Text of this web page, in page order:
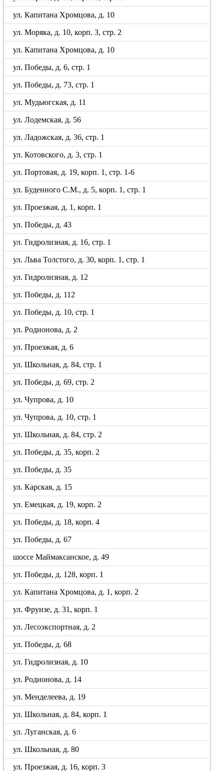
ул. Капитана Хромцова, д. 10
ул. Моряка, д. 10, корп. 3, стр. 2
ул. Капитана Хромцова, д. 10
ул. Победы, д. 6, стр. 1
ул. Победы, д. 73, стр. 1
ул. Мудьюгская, д. 11
ул. Лодемская, д. 56
ул. Ладожская, д. 36, стр. 1
ул. Котовского, д. 3, стр. 1
ул. Портовая, д. 19, корп. 1, стр. 1-6
ул. Буденного С.М., д. 5, корп. 1, стр. 1
ул. Проезжая, д. 1, корп. 1
ул. Победы, д. 43
ул. Гидролизная, д. 16, стр. 1
ул. Льва Толстого, д. 30, корп. 1, стр. 1
ул. Гидролизная, д. 12
ул. Победы, д. 112
ул. Победы, д. 10, стр. 1
ул. Родионова, д. 2
ул. Проезжая, д. 6
ул. Школьная, д. 84, стр. 1
ул. Победы, д. 69, стр. 2
ул. Чупрова, д. 10
ул. Чупрова, д. 10, стр. 1
ул. Школьная, д. 84, стр. 2
ул. Победы, д. 35, корп. 2
ул. Победы, д. 35
ул. Карская, д. 15
ул. Емецкая, д. 19, корп. 2
ул. Победы, д. 18, корп. 4
ул. Победы, д. 67
шоссе Маймаксанское, д. 49
ул. Победы, д. 128, корп. 1
ул. Капитана Хромцова, д. 1, корп. 2
ул. Фрунзе, д. 31, корп. 1
ул. Лесоэкспортная, д. 2
ул. Победы, д. 68
ул. Гидролизная, д. 10
ул. Родионова, д. 14
ул. Менделеева, д. 19
ул. Школьная, д. 84, корп. 1
ул. Луганская, д. 6
ул. Школьная, д. 80
ул. Проезжая, д. 16, корп. 3